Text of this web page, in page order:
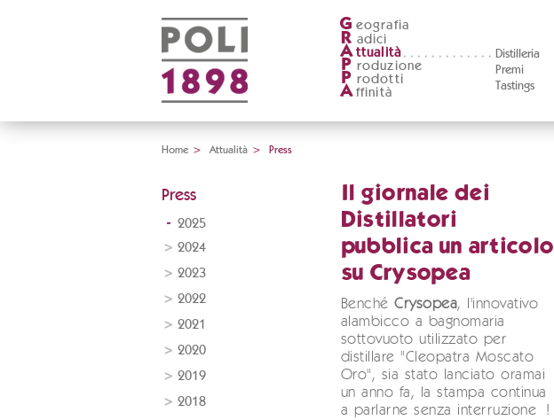
G eografia
R adici
A ttualità
Distilleria
Premi
Tastings
P roduzione
P rodotti
A ffinità
Home > Attualità > Press
Press
2025
2024
2023
2022
2021
2020
2019
2018
Il giornale dei
Distillatori
pubblica un articolo
su Crysopea
BenchéCrysopea, l'innovativo
alambicco a bagnomaria
sottovuoto utilizzato per
distillare "Cleopatra Moscato
Oro", sia stato lanciato oramai
un anno fa, la stampa continua
a parlarne senza interruzione !